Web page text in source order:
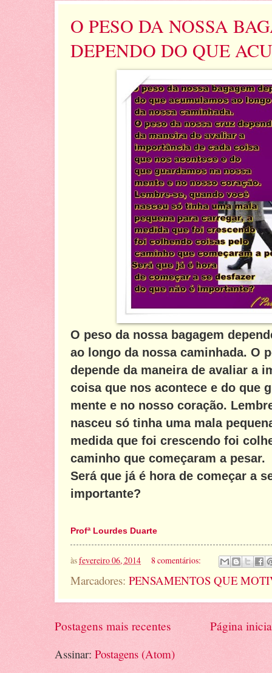
O PESO DA NOSSA
DEPENDO DO QUE
O peso da nossa bagagem
ao longo da nossa caminhada. O
depende da maneira de avaliar a
coisa que nos acontece e do que
mente e no nosso coração.
nasceu só tinha uma mala
medida que foi crescendo foi
caminho que começaram a pesar.
Será que já é hora de começar a
importante?
Profª Lourdes Duarte
àsfevereiro 06, 2014 8 comentários:
Marcadores: PENSAMENTOS QUE
Postagens mais recentes
Página
Assinar: Postagens (Atom)